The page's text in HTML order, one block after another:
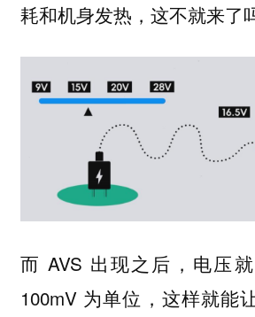
耗和机身发热，这不就来了
而 AVS 出现之后，电压
100mV 为单位，这样就能